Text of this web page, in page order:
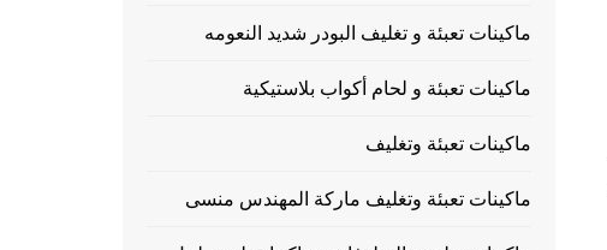
ماكينات تعبئة و تغليف البودر شديد النعومه
ماكينات تعبئة و لحام أكواب بلاستيكية
ماكينات تعبئة وتغليف
ماكينات تعبئة وتغليف ماركة المهندس منسى